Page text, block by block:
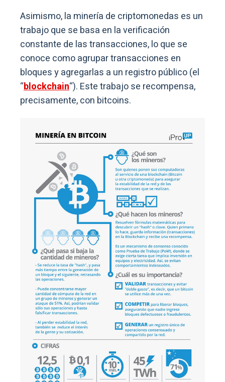
Asimismo, la minería de criptomonedas es un
trabajo que se basa en la verificación
constante de las transacciones, lo que se
conoce como agrupar transacciones en
bloques y agregarlas a un registro público (el
“blockchain“). Este trabajo se recompensa,
precisamente, con bitcoins.